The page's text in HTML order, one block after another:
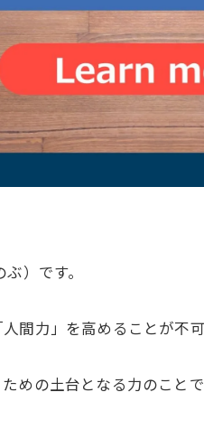
）です。
力」を高めることが不
めの土台となる力のことで